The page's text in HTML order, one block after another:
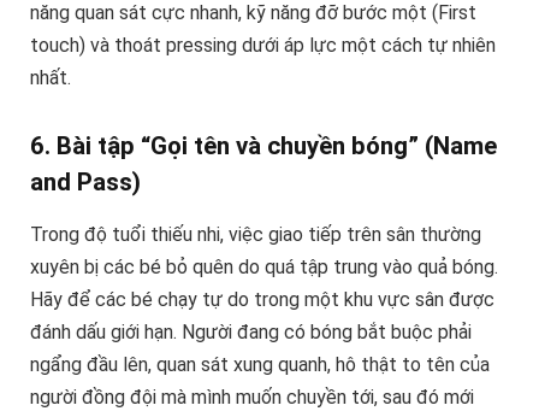
năng quan sát cực nhanh, kỹ năng đỡ bước một (First
touch) và thoát pressing dưới áp lực một cách tự nhiên
nhất.
6. Bài tập “Gọi tên và chuyền bóng” (Name
and Pass)
Trong độ tuổi thiếu nhi, việc giao tiếp trên sân thường
xuyên bị các bé bỏ quên do quá tập trung vào quả bóng.
Hãy để các bé chạy tự do trong một khu vực sân được
đánh dấu giới hạn. Người đang có bóng bắt buộc phải
ngẩng đầu lên, quan sát xung quanh, hô thật to tên của
người đồng đội mà mình muốn chuyền tới, sau đó mới